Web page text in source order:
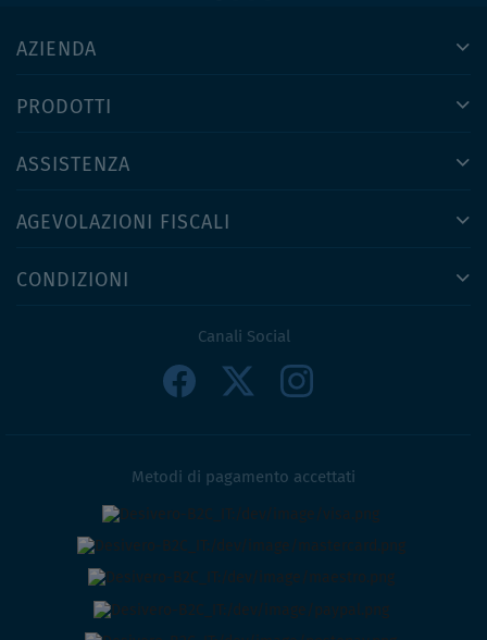
AZIENDA
PRODOTTI
ASSISTENZA
AGEVOLAZIONI FISCALI
CONDIZIONI
Canali Social
Metodi di pagamento accettati